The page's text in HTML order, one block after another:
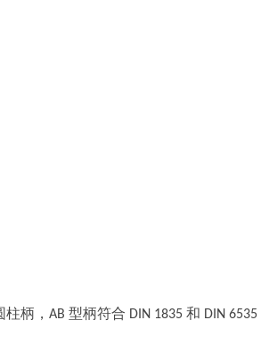
柄，AB 型柄符合 DIN 1835 和 DIN